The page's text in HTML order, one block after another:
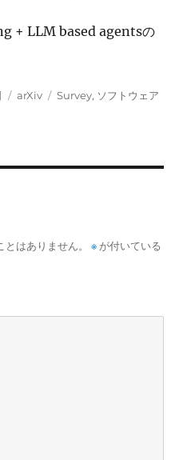
+ LLM based agentsの
カ
arXiv
タ
Survey, ソフトウェア
はありません。 ※ が付いている